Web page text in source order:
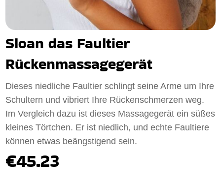
Sloan das Faultier
Rückenmassagegerät
Dieses niedliche Faultier schlingt seine Arme um Ihre
Schultern und vibriert Ihre Rückenschmerzen weg.
Im Vergleich dazu ist dieses Massagegerät ein süßes
kleines Törtchen. Er ist niedlich, und echte Faultiere
können etwas beängstigend sein.
€45.23